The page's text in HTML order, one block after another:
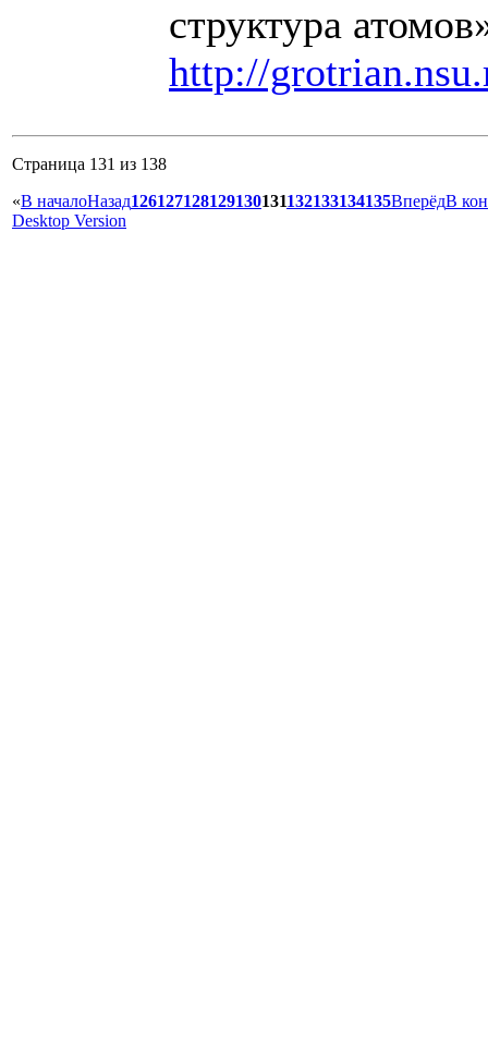
структура
http://
Страница 131 из 138
«В началоНазад126127128129130131132133134135ВперёдВ
Desktop Version